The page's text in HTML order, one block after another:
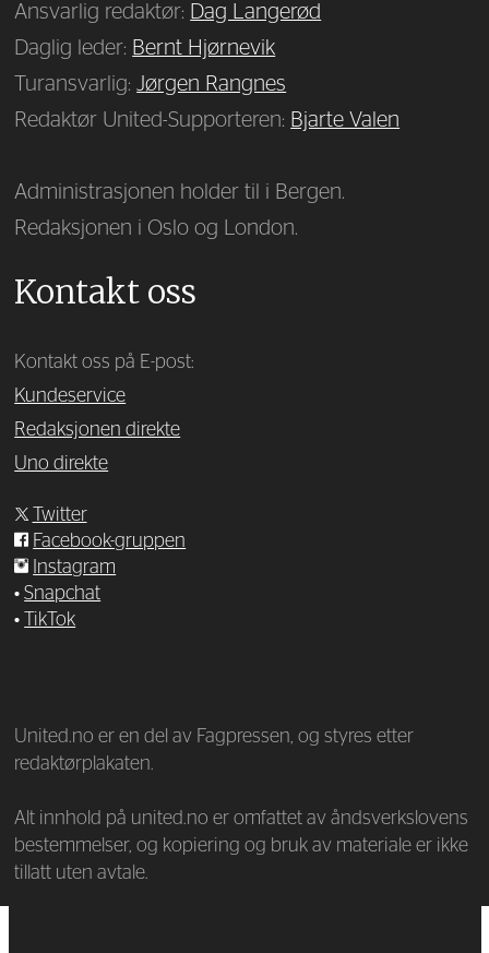
Ansvarlig redaktør: Dag Langerød
Daglig leder: Bernt Hjørnevik
Turansvarlig:Jørgen Rangnes
Redaktør United-Supporteren: Bjarte Valen
Administrasjonen holder til i Bergen.
Redaksjonen i Oslo og London.
Kontakt oss
Kontakt oss på E-post:
Kundeservice
Redaksjonen direkte
Uno direkte
Twitter
Facebook-gruppen
Instagram
•Snapchat
•
TikTok
United.no er en del av Fagpressen, og styres etter
redaktørplakaten.
Alt innhold på united.no er omfattet av åndsverkslovens
bestemmelser, og kopiering og bruk av materiale er ikke
tillatt uten avtale.